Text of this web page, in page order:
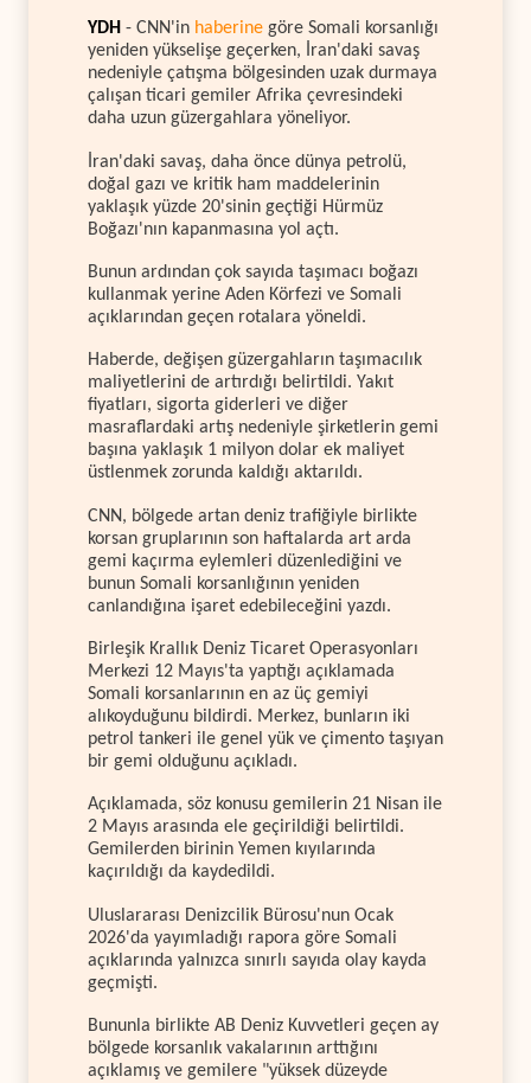
YDH - CNN'in haberine göre Somali korsanlığı
yeniden yükselişe geçerken, İran'daki savaş
nedeniyle çatışma bölgesinden uzak durmaya
çalışan ticari gemiler Afrika çevresindeki
daha uzun güzergahlara yöneliyor.
İran'daki savaş, daha önce dünya petrolü,
doğal gazı ve kritik ham maddelerinin
yaklaşık yüzde 20'sinin geçtiği Hürmüz
Boğazı'nın kapanmasına yol açtı.
Bunun ardından çok sayıda taşımacı boğazı
kullanmak yerine Aden Körfezi ve Somali
açıklarından geçen rotalara yöneldi.
Haberde, değişen güzergahların taşımacılık
maliyetlerini de artırdığı belirtildi. Yakıt
fiyatları, sigorta giderleri ve diğer
masraflardaki artış nedeniyle şirketlerin gemi
başına yaklaşık 1 milyon dolar ek maliyet
üstlenmek zorunda kaldığı aktarıldı.
CNN, bölgede artan deniz trafiğiyle birlikte
korsan gruplarının son haftalarda art arda
gemi kaçırma eylemleri düzenlediğini ve
bunun Somali korsanlığının yeniden
canlandığına işaret edebileceğini yazdı.
Birleşik Krallık Deniz Ticaret Operasyonları
Merkezi 12 Mayıs'ta yaptığı açıklamada
Somali korsanlarının en az üç gemiyi
alıkoyduğunu bildirdi. Merkez, bunların iki
petrol tankeri ile genel yük ve çimento taşıyan
bir gemi olduğunu açıkladı.
Açıklamada, söz konusu gemilerin 21 Nisan ile
2 Mayıs arasında ele geçirildiği belirtildi.
Gemilerden birinin Yemen kıyılarında
kaçırıldığı da kaydedildi.
Uluslararası Denizcilik Bürosu'nun Ocak
2026'da yayımladığı rapora göre Somali
açıklarında yalnızca sınırlı sayıda olay kayda
geçmişti.
Bununla birlikte AB Deniz Kuvvetleri geçen ay
bölgede korsanlık vakalarının arttığını
açıklamış ve gemilere "yüksek düzeyde